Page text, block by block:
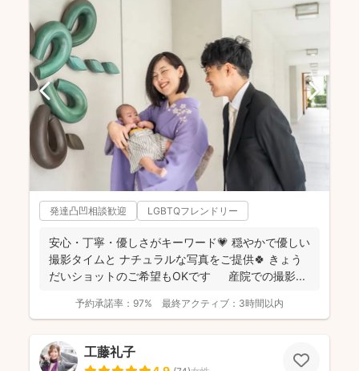
発達凸凹相談歓迎 LGBTQフレンドリー
安心・丁寧・優しさがキーワード💗 穏やかで優しい
撮影タイムと ナチュラルな写真をご提供🍀 きょう
だいショットのご希望もOKです 産院での撮影...
予約承諾率： 97% 最終アクティブ： 3時間以内
工藤礼子